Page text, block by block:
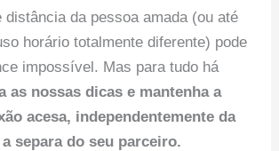
distância da pessoa amada (ou até
horário totalmente diferente) pode
impossível. Mas para tudo há
as nossas dicas e mantenha a
acesa, independentemente da
separa do seu parceiro.